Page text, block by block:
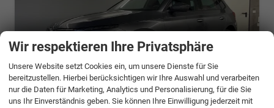
Wir respektieren Ihre Privatsphäre
Unsere Website setzt Cookies ein, um unsere Dienste für Sie
bereitzustellen. Hierbei berücksichtigen wir Ihre Auswahl und verarbeiten
nur die Daten für Marketing, Analytics und Personalisierung, für die Sie
uns Ihr Einverständnis geben. Sie können Ihre Einwilligung jederzeit mit